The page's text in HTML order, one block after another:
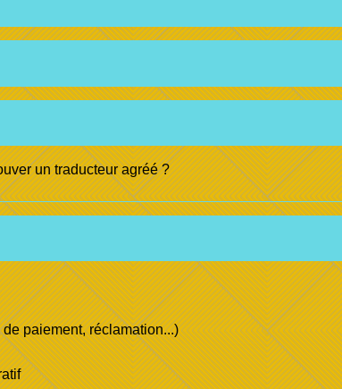
un traducteur agréé ?
paiement, réclamation...)